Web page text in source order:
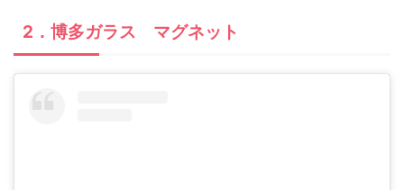
2．博多ガラス マグネット